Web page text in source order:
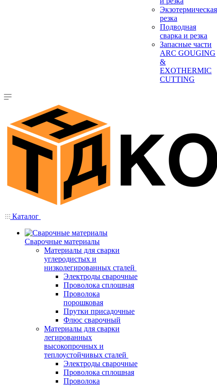
Экзотермическая
резка
Подводная
сварка и резка
Запасные части
ARC GOUGING
&
EXOTHERMIC
CUTTING
Каталог
Сварочные материалы
Материалы для сварки
углеродистых и
низколегированных сталей
Электроды сварочные
Проволока сплошная
Проволока
порошковая
Прутки присадочные
Флюс сварочный
Материалы для сварки
легированных
высокопрочных и
теплоустойчивых сталей
Электроды сварочные
Проволока сплошная
Проволока